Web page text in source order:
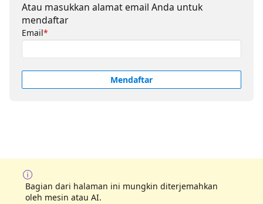
Atau masukkan alamat email Anda untuk
mendaftar
Email*
Mendaftar
Bagian dari halaman ini mungkin diterjemahkan
oleh mesin atau AI.